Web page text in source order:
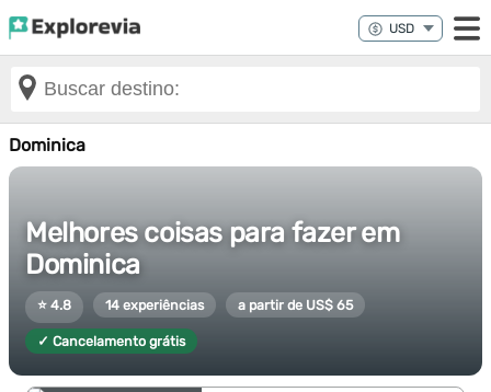
Dominica
Melhores coisas para fazer em
Dominica
⭐ 4.8 14 experiências a partir de US$ 65
✓ Cancelamento grátis